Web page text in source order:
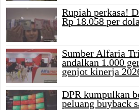
Rupiah perkasa!
Rp 18.058 per
Sumber Alfaria
andalkan 1.000
genjot kinerja
DPR kumpulkan
peluang buyback